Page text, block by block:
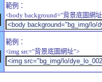
範例：
<body background="背景底圖網
範例：
<img src="背景底圖網址">